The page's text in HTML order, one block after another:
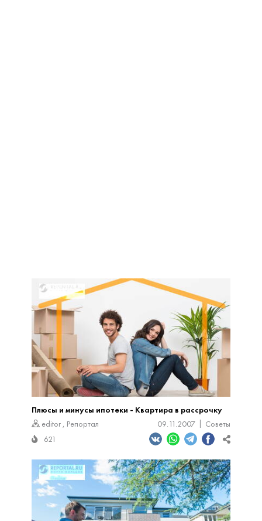
Плюсы и минусы ипотеки - Квартира в рассрочку
editor , Репортал 09.11.2007
Советы
621